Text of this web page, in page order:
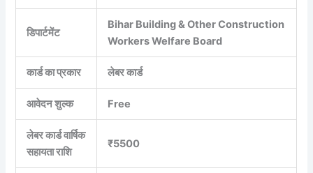
डिपार्टमेंट
Bihar Building & Other Construction
Workers Welfare Board
कार्ड का प्रकार लेबर कार्ड
आवेदन शुल्क Free
लेबर कार्ड वार्षिक
सहायता राशि
₹5500